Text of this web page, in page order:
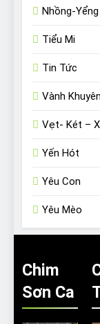
Nhồng-
Tiểu Mi
Tin Tức
Vành Khuyên
Vẹt- Két –
Yến Hót
Yêu Con
Yêu Mèo
Chim
Sơn Ca